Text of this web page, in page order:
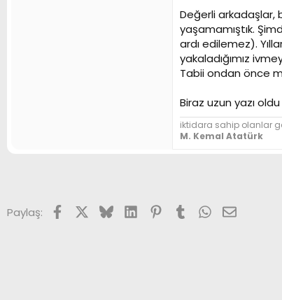
Değerli arkadaşlar,
yaşamamıştık.
ardı edilemez).
yakaladığımız
Tabii ondan önce
Biraz uzun yazı
iktidara sahip olanlar
M. Kemal Atatürk
Paylaş: FacebookX (Twitter)
BlueskyLinkedInPinterest
Tumblr WhatsApp
E-posta